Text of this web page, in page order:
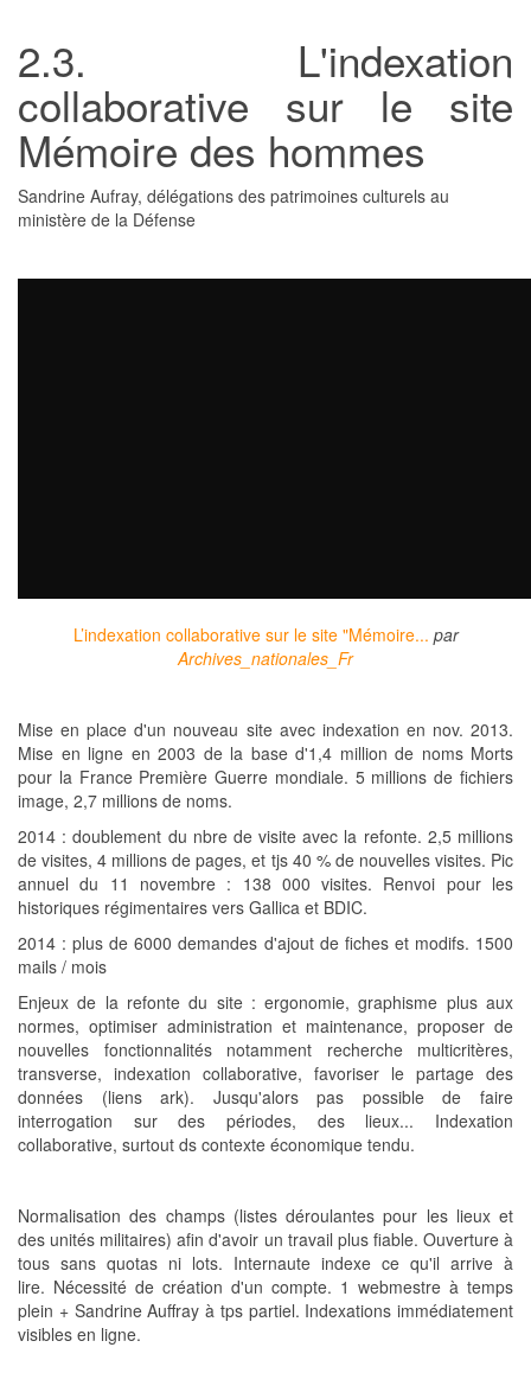
2.3. L'indexation
collaborative sur le site
Mémoire des hommes
Sandrine Aufray, délégations des patrimoines culturels au
ministère de la Défense
L’indexation collaborative sur le site "Mémoire... par
Archives_nationales_Fr
Mise en place d'un nouveau site avec indexation en nov. 2013.
Mise en ligne en 2003 de la base d'1,4 million de noms Morts
pour la France Première Guerre mondiale. 5 millions de fichiers
image, 2,7 millions de noms.
2014 : doublement du nbre de visite avec la refonte. 2,5 millions
de visites, 4 millions de pages, et tjs 40 % de nouvelles visites. Pic
annuel du 11 novembre : 138 000 visites. Renvoi pour les
historiques régimentaires vers Gallica et BDIC.
2014 : plus de 6000 demandes d'ajout de fiches et modifs. 1500
mails / mois
Enjeux de la refonte du site : ergonomie, graphisme plus aux
normes, optimiser administration et maintenance, proposer de
nouvelles fonctionnalités notamment recherche multicritères,
transverse, indexation collaborative, favoriser le partage des
données (liens ark). Jusqu'alors pas possible de faire
interrogation sur des périodes, des lieux... Indexation
collaborative, surtout ds contexte économique tendu.
Normalisation des champs (listes déroulantes pour les lieux et
des unités militaires) afin d'avoir un travail plus fiable. Ouverture à
tous sans quotas ni lots. Internaute indexe ce qu'il arrive à
lire. Nécessité de création d'un compte. 1 webmestre à temps
plein + Sandrine Auffray à tps partiel. Indexations immédiatement
visibles en ligne.